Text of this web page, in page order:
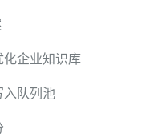
企业知识库
队列池